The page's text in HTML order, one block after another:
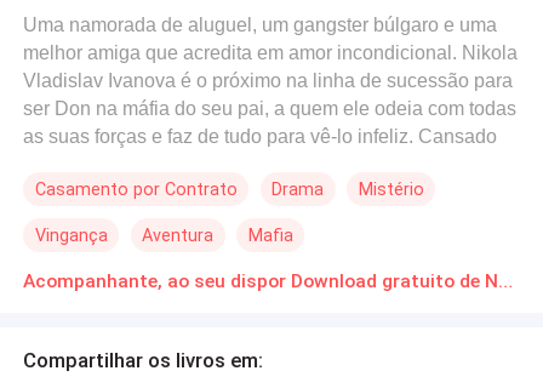
Uma namorada de aluguel, um gangster búlgaro e uma
melhor amiga que acredita em amor incondicional. Nikola
Vladislav Ivanova é o próximo na linha de sucessão para
ser Don na máfia do seu pai, a quem ele odeia com todas
as suas forças e faz de tudo para vê-lo infeliz. Cansado
que ele não terá mais acesso a nada se não se casar
não se abalou pelas palavras do pai, até conhecer Rayna
Petrova, uma acompanhante de luxo numa situação
Casamento por Contrato Drama Mistério
Vingança Aventura Mafia
Acompanhante, ao seu dispor Download gratuito de Novelas Online em PDF
Compartilhar os livros em: